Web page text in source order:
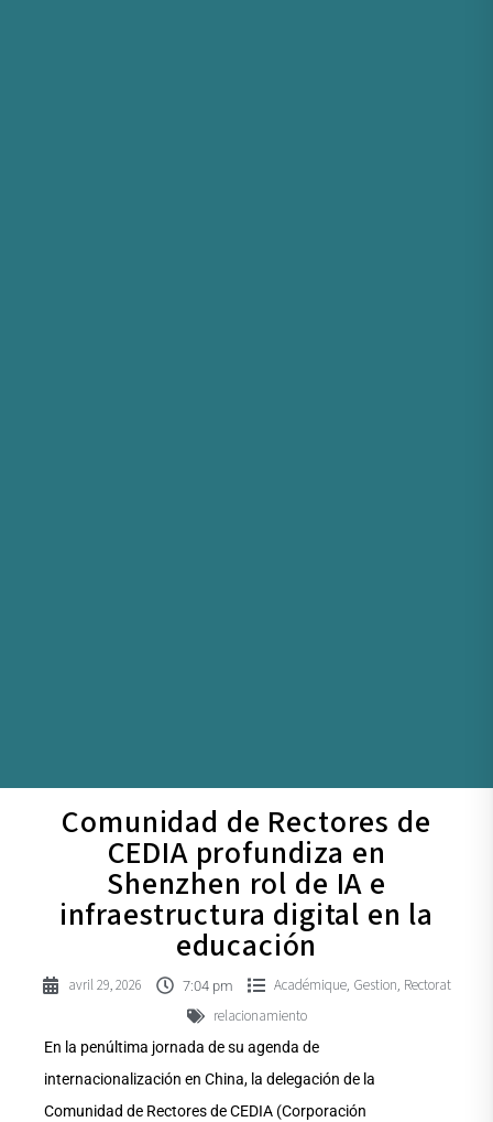
Comunidad de Rectores de
CEDIA profundiza en
Shenzhen rol de IA e
infraestructura digital en la
educación
avril 29, 2026 7:04 pm Académique, Gestion, Rectorat
relacionamiento
En la penúltima jornada de su agenda de
internacionalización en China, la delegación de la
Comunidad de Rectores de CEDIA (Corporación